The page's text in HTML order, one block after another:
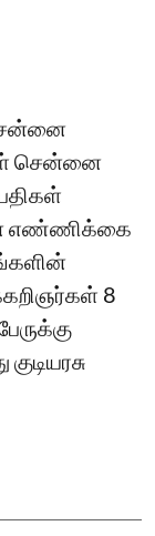
சென்னை
எண்ணிக்கை
8